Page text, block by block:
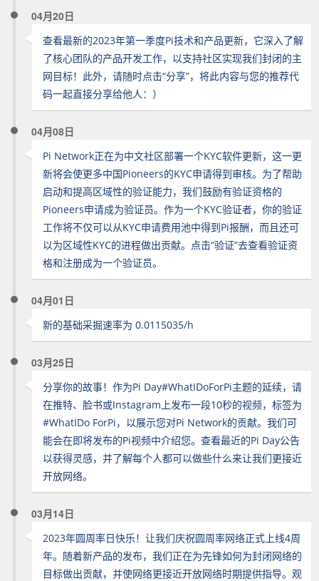
04月20日
查看最新的2023年第一季度Pi技术和产品更新，它深入了解
了核心团队的产品开发工作，以支持社区实现我们封闭的主
网目标！此外，请随时点击“分享”，将此内容与您的推荐代
码一起直接分享给他人：）
04月08日
Pi Network正在为中文社区部署一个KYC软件更新，这一更
新将会使更多中国Pioneers的KYC申请得到审核。为了帮助
启动和提高区域性的验证能力，我们鼓励有验证资格的
Pioneers申请成为验证员。作为一个KYC验证者，你的验证
工作将不仅可以从KYC申请费用池中得到Pi报酬，而且还可
以为区域性KYC的进程做出贡献。点击“验证”去查看验证资
格和注册成为一个验证员。
04月01日
新的基础采掘速率为 0.0115035/h
03月25日
分享你的故事！作为Pi Day#WhatIDoForPi主题的延续，请
在推特、脸书或Instagram上发布一段10秒的视频，标签为
#WhatIDo ForPi，以展示您对Pi Network的贡献。我们可
能会在即将发布的Pi视频中介绍您。查看最近的Pi Day公告
以获得灵感，并了解每个人都可以做些什么来让我们更接近
开放网络。
03月14日
2023年圆周率日快乐！让我们庆祝圆周率网络正式上线4周
年。随着新产品的发布，我们正在为先锋如何为封闭网络的
目标做出贡献，并使网络更接近开放网络时期提供指导。观